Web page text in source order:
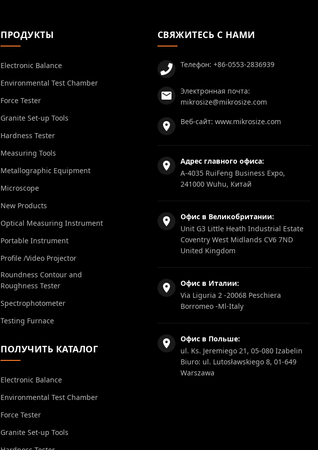
ПРОДУКТЫ
Electronic Balance
Environmental Test Chamber
Force Tester
Granite Set-up Tools
Hardness Tester
Measuring Tools
Metallographic Equipment
Microscope
New Products
Optical Measuring Instrument
Portable Instrument
Profile /Video Projector
Roundness Contour and
Roughness Tester
Spectrophotometer
Testing Furnace
ПОЛУЧИТЬ КАТАЛОГ
Electronic Balance
Environmental Test Chamber
Force Tester
Granite Set-up Tools
СВЯЖИТЕСЬ С НАМИ
Телефон: +86-0553-2836939
Электронная почта:
mikrosize@mikrosize.com
Веб-сайт: www.mikrosize.com
Адрес главного офиса:
A-4035 RuiFeng Business Expo,
241000 Wuhu, Китай
Офис в Великобритании:
Unit G3 Little Heath Industrial Estate
Coventry West Midlands CV6 7ND
United Kingdom
Офис в Италии:
Via Liguria 2 -20068 Peschiera
Borromeo -Ml-Italy
Офис в Польше:
ul. Ks. Jeremiego 21, 05-080 Izabelin
Biuro: ul. Lutosławskiego 8, 01-649
Warszawa